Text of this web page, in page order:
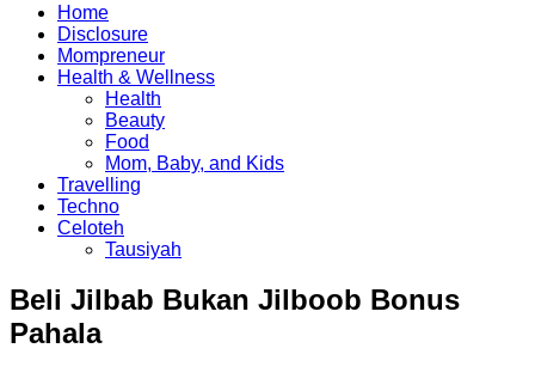
Home
Disclosure
Mompreneur
Health & Wellness
Health
Beauty
Food
Mom, Baby, and Kids
Travelling
Techno
Celoteh
Tausiyah
Beli Jilbab Bukan Jilboob Bonus
Pahala